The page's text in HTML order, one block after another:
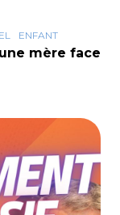
ENFANT
mère face